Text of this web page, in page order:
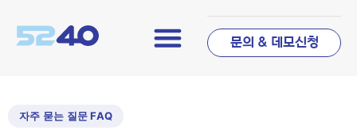
문의 & 데모신청